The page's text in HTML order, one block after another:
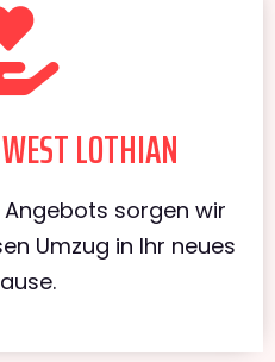
LOTHIAN
sorgen wir
Umzug in Ihr neues